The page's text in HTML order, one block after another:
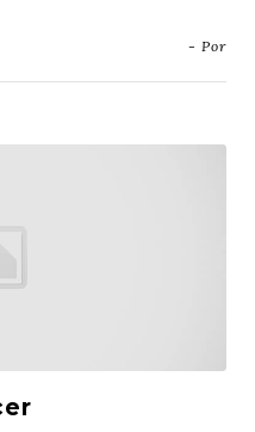
- Por